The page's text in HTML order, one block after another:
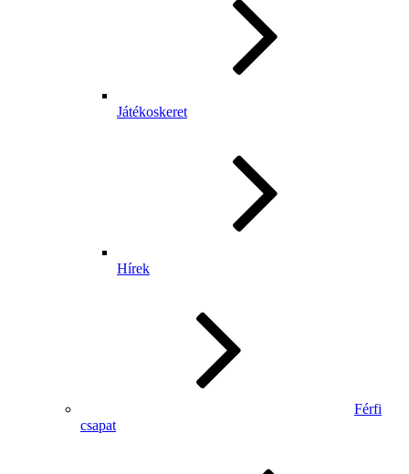
Játékoskeret
Hírek
Férfi
csapat